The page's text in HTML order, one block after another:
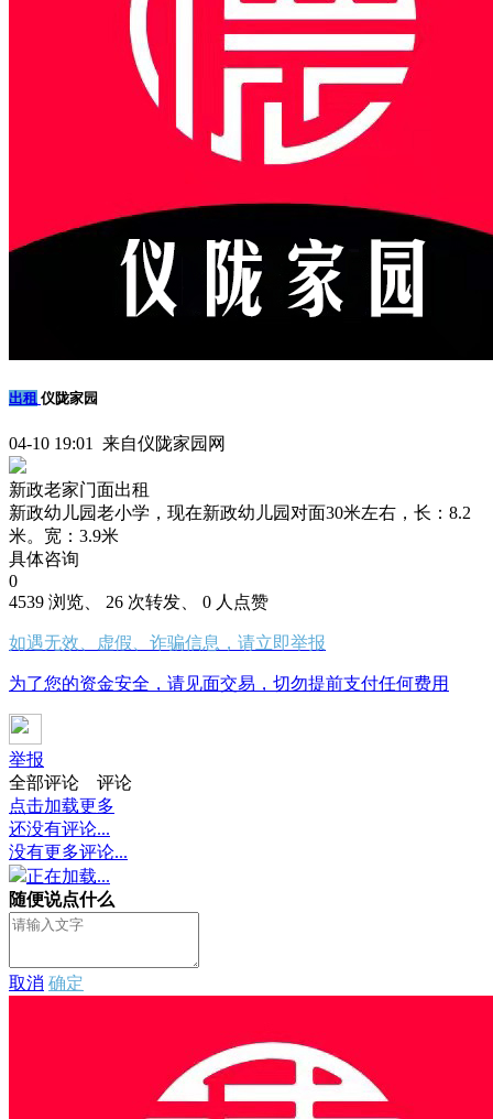
出租 仪陇家园
04-10 19:01 来自仪陇家园网
新政老家门面出租
新政幼儿园老小学，现在新政幼儿园对面30米左右，长：8.2
米。宽：3.9米
具体咨询
0
4539 浏览、 26 次转发、 0 人点赞
如遇无效、虚假、诈骗信息，请立即举报
为了您的资金安全，请见面交易，切勿提前支付任何费用
举报
全部评论
评论
点击加载更多
还没有评论...
没有更多评论...
正在加载...
随便说点什么
取消 确定